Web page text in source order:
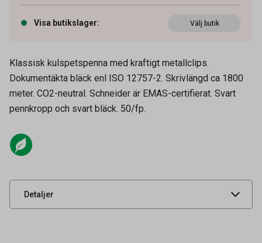
Visa butikslager: Välj butik
Klassisk kulspetspenna med kraftigt metallclips.
Dokumentäkta bläck enl ISO 12757-2. Skrivlängd ca 1800
meter. CO2-neutral. Schneider är EMAS-certifierat. Svart
pennkropp och svart bläck. 50/fp.
Detaljer
Artikelnummer
Format Kulspets
Hårdhet
Tidigare artikelnummer
Leverantörens
UNSPSC 44121704